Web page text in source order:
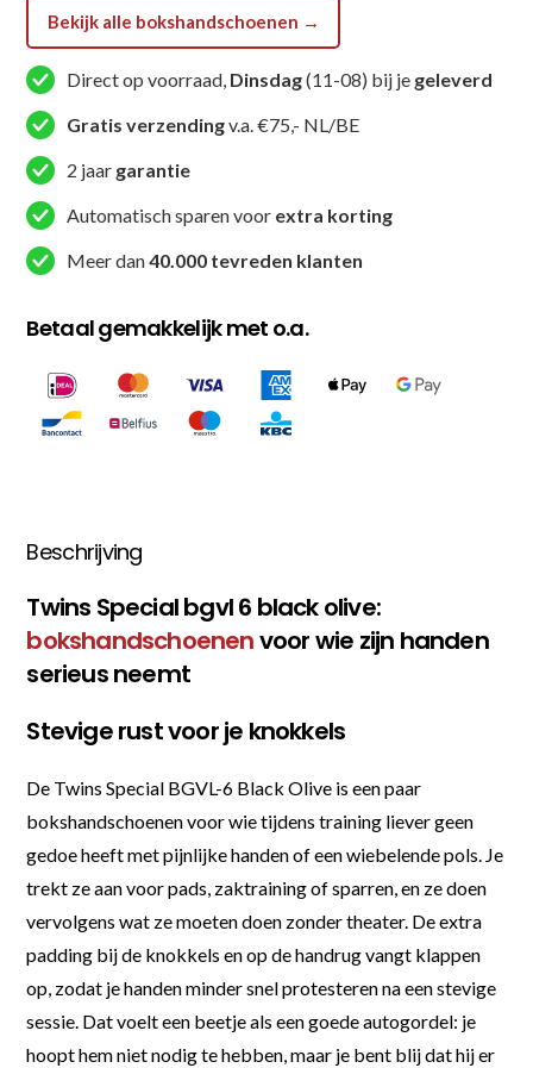
Bekijk alle bokshandschoenen →
Direct op voorraad, Dinsdag(11-08) bij je geleverd
Gratis verzendingv.a. €75,- NL/BE
2 jaar garantie
Automatisch sparen voor extra korting
Meer dan40.000 tevreden klanten
Betaal gemakkelijk met o.a.
Beschrijving
Twins Special bgvl 6 black olive:
bokshandschoenenvoor wie zijn handen
serieus neemt
Stevige rust voor je knokkels
De Twins Special BGVL-6 Black Olive is een paar
bokshandschoenen voor wie tijdens training liever geen
gedoe heeft met pijnlijke handen of een wiebelende pols. Je
trekt ze aan voor pads, zaktraining of sparren, en ze doen
vervolgens wat ze moeten doen zonder theater. De extra
padding bij de knokkels en op de handrug vangt klappen
op, zodat je handen minder snel protesteren na een stevige
sessie. Dat voelt een beetje als een goede autogordel: je
hoopt hem niet nodig te hebben, maar je bent blij dat hij er